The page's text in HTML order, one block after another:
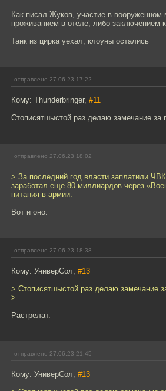
Как писал Жуков, участие в
проживанием в отеле, либо заключением
Танк из цирка уехал, клоуны остались
отправлено 27.06.23 17:22
Кому: Thunderbringer, #11
Стописятшыстой раз делаю замечание за
отправлено 27.06.23 18:02
> За последний год власти заплатили
заработал еще 80 миллиардов через
питания в армии.
Вот и оно.
отправлено 27.06.23 18:38
Кому: УниверСол, #13
> Стописятшыстой раз делаю замечание
>
Растрелат.
отправлено 27.06.23 21:45
Кому: УниверСол, #13